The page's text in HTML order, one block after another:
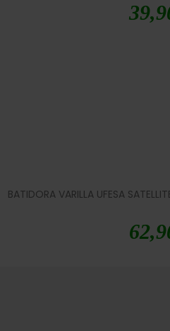
BATIDORA VARILLA UFESA